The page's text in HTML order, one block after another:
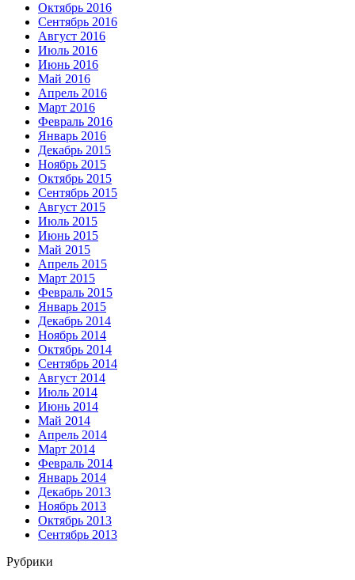
Октябрь 2016
Сентябрь 2016
Август 2016
Июль 2016
Июнь 2016
Май 2016
Апрель 2016
Март 2016
Февраль 2016
Январь 2016
Декабрь 2015
Ноябрь 2015
Октябрь 2015
Сентябрь 2015
Август 2015
Июль 2015
Июнь 2015
Май 2015
Апрель 2015
Март 2015
Февраль 2015
Январь 2015
Декабрь 2014
Ноябрь 2014
Октябрь 2014
Сентябрь 2014
Август 2014
Июль 2014
Июнь 2014
Май 2014
Апрель 2014
Март 2014
Февраль 2014
Январь 2014
Декабрь 2013
Ноябрь 2013
Октябрь 2013
Сентябрь 2013
Рубрики